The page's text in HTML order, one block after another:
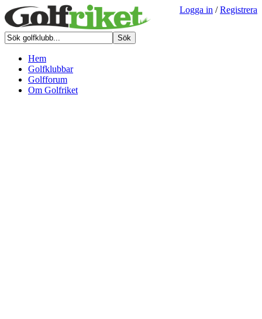
Logga in /Registrera
Hem
Golfklubbar
Golfforum
Om Golfriket